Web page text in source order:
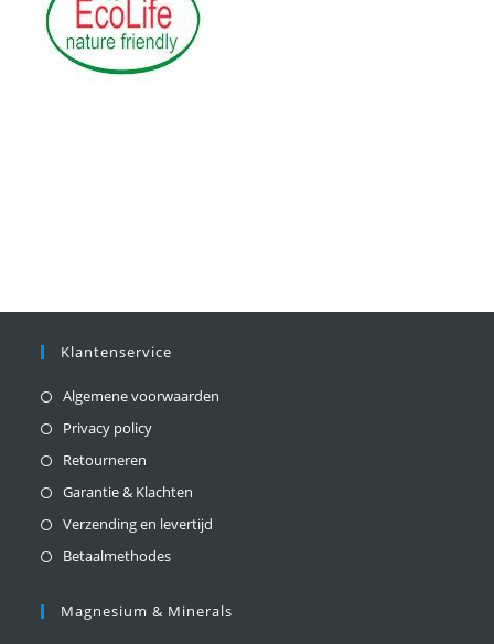
Klantenservice
Algemene voorwaarden
Privacy policy
Retourneren
Garantie & Klachten
Verzending en levertijd
Betaalmethodes
Magnesium & Minerals